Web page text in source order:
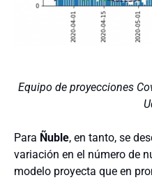
Equipo de proyecciones
Para Ñuble, en tanto, se
variación en el número de
modelo proyecta que en